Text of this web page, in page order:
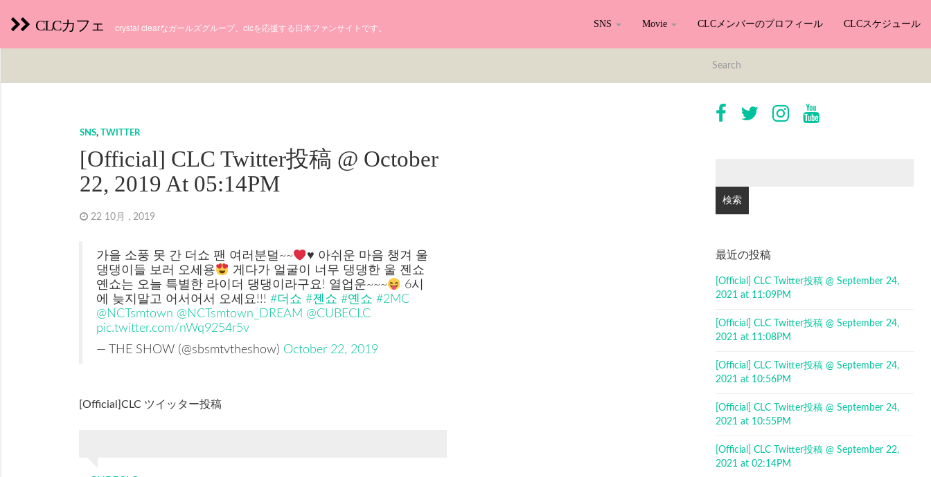
CLCカフェ crystal clearなガールズグループ、clcを応援する日本ファンサイトです。 SNS Movie CLCメンバーのプロフィール CLCスケジュール
SNS,TWITTER
[Official] CLC Twitter投稿 @ October
22, 2019 At 05:14PM
22 10月 , 2019
가을 소풍 못 간 더쇼 팬 여러분덜~~ ♥️ 아쉬운 마음 챙겨 울
댕댕이들 보러 오세용
게다가 얼굴이 너무 댕댕한 울 젠쇼
옌쇼는 오늘 특별한 라이더 댕댕이라구요! 열업운~~~
6시
에 늦지말고 어서어서 오세요!!! #더쇼 #젠쇼 #옌쇼 #2MC
@NCTsmtown @NCTsmtown_DREAM @CUBECLC
pic.twitter.com/nWq9254r5v
— THE SHOW (@sbsmtvtheshow) October 22, 2019
[Official]CLC ツイッター投稿
最近の投稿
[Official] CLC Twitter投稿 @ September 24,
2021 at 11:09PM
[Official] CLC Twitter投稿 @ September 24,
2021 at 11:08PM
[Official] CLC Twitter投稿 @ September 24,
2021 at 10:56PM
[Official] CLC Twitter投稿 @ September 24,
2021 at 10:55PM
[Official] CLC Twitter投稿 @ September 22,
2021 at 02:14PM